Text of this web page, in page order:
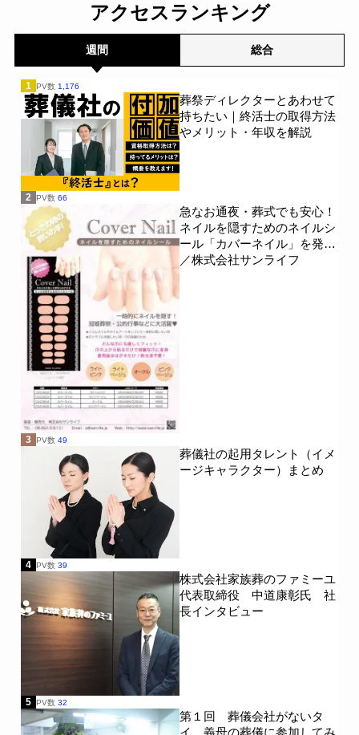
アクセスランキング
週間 総合
1 PV数 1,176
葬祭ディレクターとあわせて
持ちたい｜終活士の取得方法
やメリット・年収を解説
2 PV数 66
急なお通夜・葬式でも安心！
ネイルを隠すためのネイルシ
ール「カバーネイル」を発売
／株式会社サンライフ
3 PV数 49
葬儀社の起用タレント（イメ
ージキャラクター）まとめ
4 PV数 39
株式会社家族葬のファミーユ
代表取締役 中道康彰氏 社
長インタビュー
5 PV数 32
第１回 葬儀会社がないタ